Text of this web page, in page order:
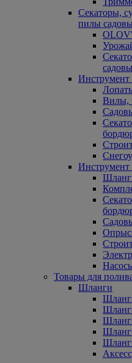
Секаторы,
пилы
OLOV'
Инструмент
Вилы,
Инструмент
Товары для
Шланги